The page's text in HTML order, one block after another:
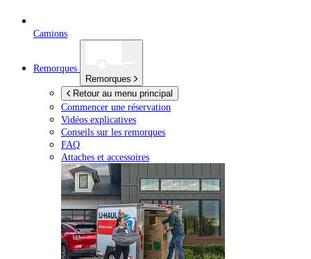
Camions
Remorques
Remorques
Retour au menu principal
Commencer une réservation
Vidéos explicatives
Conseils sur les remorques
FAQ
Attaches et accessoires